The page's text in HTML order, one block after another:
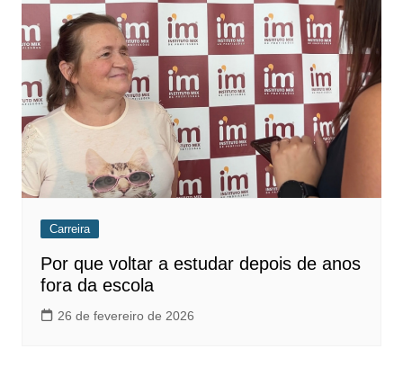
Carreira
Por que voltar a estudar depois de anos
fora da escola
26 de fevereiro de 2026